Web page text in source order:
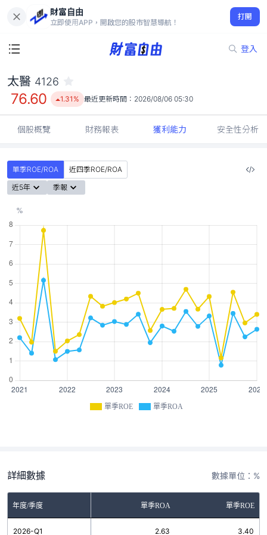
財富自由
立即使用APP，開啟您的股市智慧導航！
打開
登入
76.60
1.31%
太醫 4126
76.60 1.31% 最近更新時間： 2026/08/06 05:30
個股概覽 財務報表 獲利能力 安全性分析
單季ROE/ROA
近四季ROE/ROA
近5年
季報
單季ROE 單季ROA
詳細數據 數據單位：%
年度/季度 單季ROA 單季ROE
2026-Q1 2.63 3.40